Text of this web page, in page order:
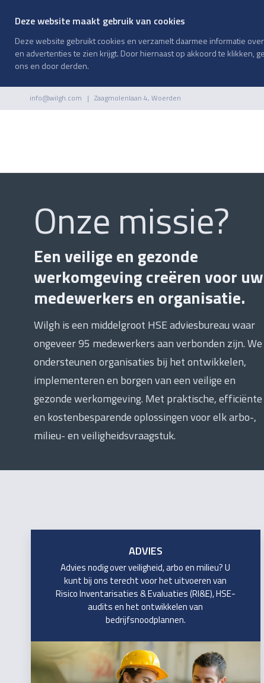
Deze website maakt gebruik van cookies
Deze website gebruikt cookies en verzamelt daarmee informatie
en advertenties te zien krijgt. Door hiernaast op akkoord te klikken,
ons en door derden.
info@wilgh.com | Zaagmolenlaan 4, Woerden
Onze missie?
Een veilige en gezonde
werkomgeving creëren voor uw
medewerkers en organisatie.
Wilgh is een middelgroot HSE adviesbureau waar
ongeveer 95 medewerkers aan verbonden zijn. We
ondersteunen organisaties bij het ontwikkelen,
implementeren en borgen van een veilige en
gezonde werkomgeving. Met praktische, efficiënte
en kostenbesparende oplossingen voor elk arbo-,
milieu- en veiligheidsvraagstuk.
ADVIES
Advies nodig over veiligheid, arbo en milieu? U
kunt bij ons terecht voor het uitvoeren van
Risico Inventarisaties & Evaluaties (RI&E), HSE-
audits en het ontwikkelen van
bedrijfsnoodplannen.